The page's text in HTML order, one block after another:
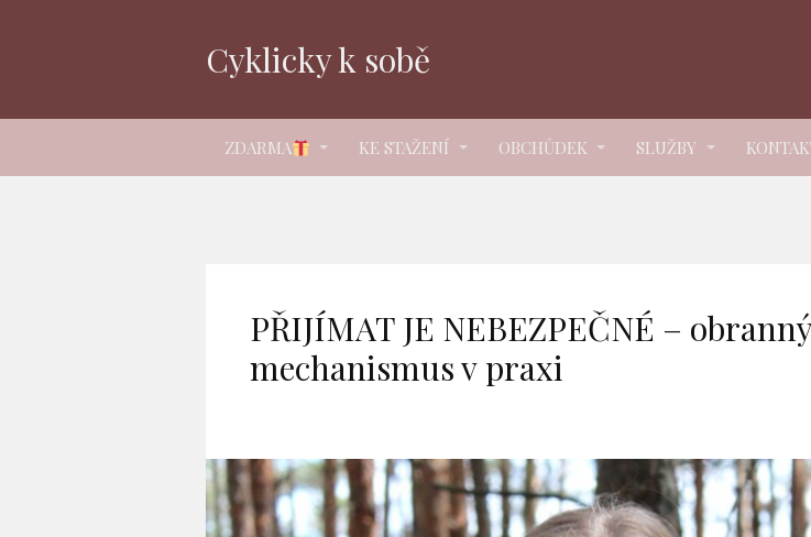
Cyklicky k sobě
ZDARMA KE STAŽENÍ OBCHŮDEK SLUŽBY
PŘIJÍMAT JE NEBEZPEČNÉ – obranný
mechanismus v praxi